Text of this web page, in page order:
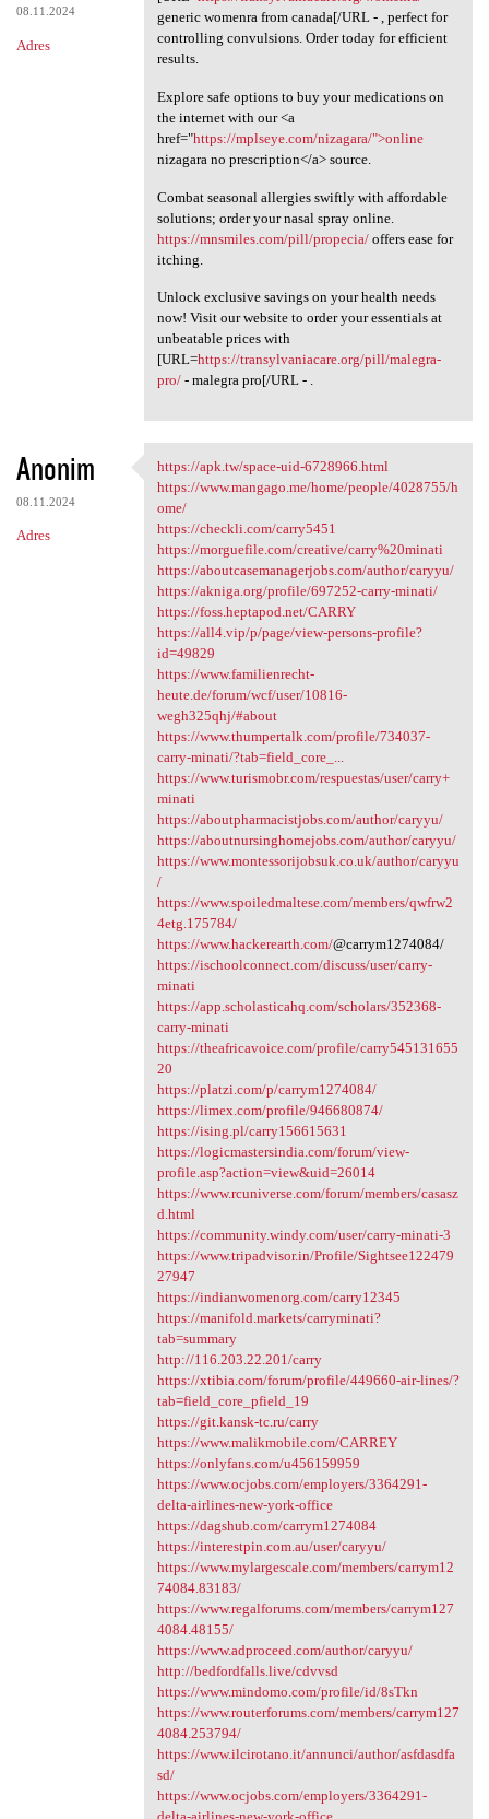
08.11.2024
Adres
generic womenra from canada[/URL - , perfect for
controlling convulsions. Order today for efficient
results.
Explore safe options to buy your medications on
the internet with our <a
href="https://mplseye.com/nizagara/">online
nizagara no prescription</a> source.
Combat seasonal allergies swiftly with affordable
solutions; order your nasal spray online.
https://mnsmiles.com/pill/propecia/offers ease for
itching.
Unlock exclusive savings on your health needs
now! Visit our website to order your essentials at
unbeatable prices with
[URL=https://transylvaniacare.org/pill/malegra-
pro/- malegra pro[/URL - .
Anonim
08.11.2024
Adres
https://apk.tw/space-uid
https://apk.tw/space-uid-6728966.html
https://www.mangago.me/home/people/4028755/h
ome/
https://checkli.com/carry5451
https://morguefile.com/creative/carry%20minati
https://aboutcasemanagerjobs.com/author/caryyu/
https://akniga.org/profile/697252-carry-minati/
https://foss.heptapod.net/CARRY
https://all4.vip/p/page/view-persons-profile?
id=49829
https://www.familienrecht-
heute.de/forum/wcf/user/10816-
wegh325qhj/#about
https://www.thumpertalk.com/profile/734037-
carry-minati/?tab=field_core_...
https://www.turismobr.com/respuestas/user/carry+
minati
https://aboutpharmacistjobs.com/author/caryyu/
https://aboutnursinghomejobs.com/author/caryyu/
https://www.montessorijobsuk.co.uk/author/caryyu
/
https://www.spoiledmaltese.com/members/qwfrw2
4etg.175784/
https://www.hackerearth.com/@carrym1274084/
https://ischoolconnect.com/discuss/user/carry-
minati
https://app.scholasticahq.com/scholars/352368-
carry-minati
https://theafricavoice.com/profile/carry545131655
20
https://platzi.com/p/carrym1274084/
https://limex.com/profile/946680874/
https://ising.pl/carry156615631
https://logicmastersindia.com/forum/view-
profile.asp?action=view&uid=26014
https://www.rcuniverse.com/forum/members/casasz
d.html
https://community.windy.com/user/carry-minati-3
https://www.tripadvisor.in/Profile/Sightsee122479
27947
https://indianwomenorg.com/carry12345
https://manifold.markets/carryminati?
tab=summary
http://116.203.22.201/carry
https://xtibia.com/forum/profile/449660-air-lines/?
tab=field_core_pfield_19
https://git.kansk-tc.ru/carry
https://www.malikmobile.com/CARREY
https://onlyfans.com/u456159959
https://www.ocjobs.com/employers/3364291-
delta-airlines-new-york-office
https://dagshub.com/carrym1274084
https://interestpin.com.au/user/caryyu/
https://www.mylargescale.com/members/carrym12
74084.83183/
https://www.regalforums.com/members/carrym127
4084.48155/
https://www.adproceed.com/author/caryyu/
http://bedfordfalls.live/cdvvsd
https://www.mindomo.com/profile/id/8sTkn
https://www.routerforums.com/members/carrym127
4084.253794/
https://www.ilcirotano.it/annunci/author/asfdasdfa
sd/
https://www.ocjobs.com/employers/3364291-